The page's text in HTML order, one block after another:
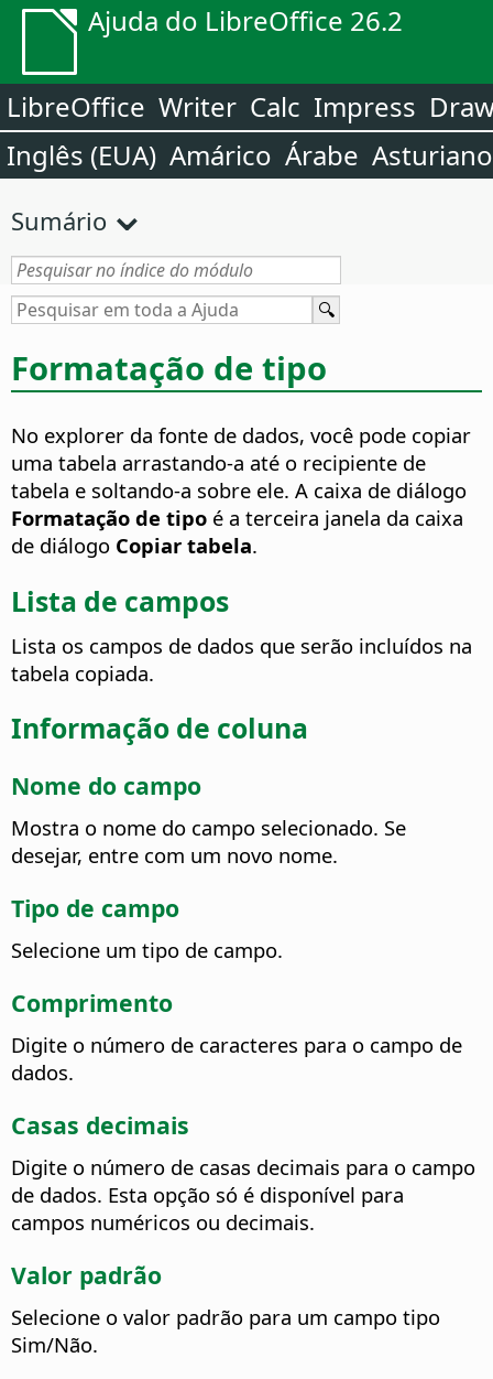
Ajuda do LibreOffice 26.2
LibreOffice Writer Calc Impress
Inglês (EUA) Amárico Árabe Asturiano
Sumário
Formatação de tipo
No explorer da fonte de dados, você pode copiar
uma tabela arrastando-a até o recipiente de
tabela e soltando-a sobre ele. A caixa de diálogo
Formatação de tipo é a terceira janela da caixa
de diálogo Copiar tabela.
Lista de campos
Lista os campos de dados que serão incluídos na
tabela copiada.
Informação de coluna
Nome do campo
Mostra o nome do campo selecionado. Se
desejar, entre com um novo nome.
Tipo de campo
Selecione um tipo de campo.
Comprimento
Digite o número de caracteres para o campo de
dados.
Casas decimais
Digite o número de casas decimais para o campo
de dados. Esta opção só é disponível para
campos numéricos ou decimais.
Valor padrão
Selecione o valor padrão para um campo tipo
Sim/Não.